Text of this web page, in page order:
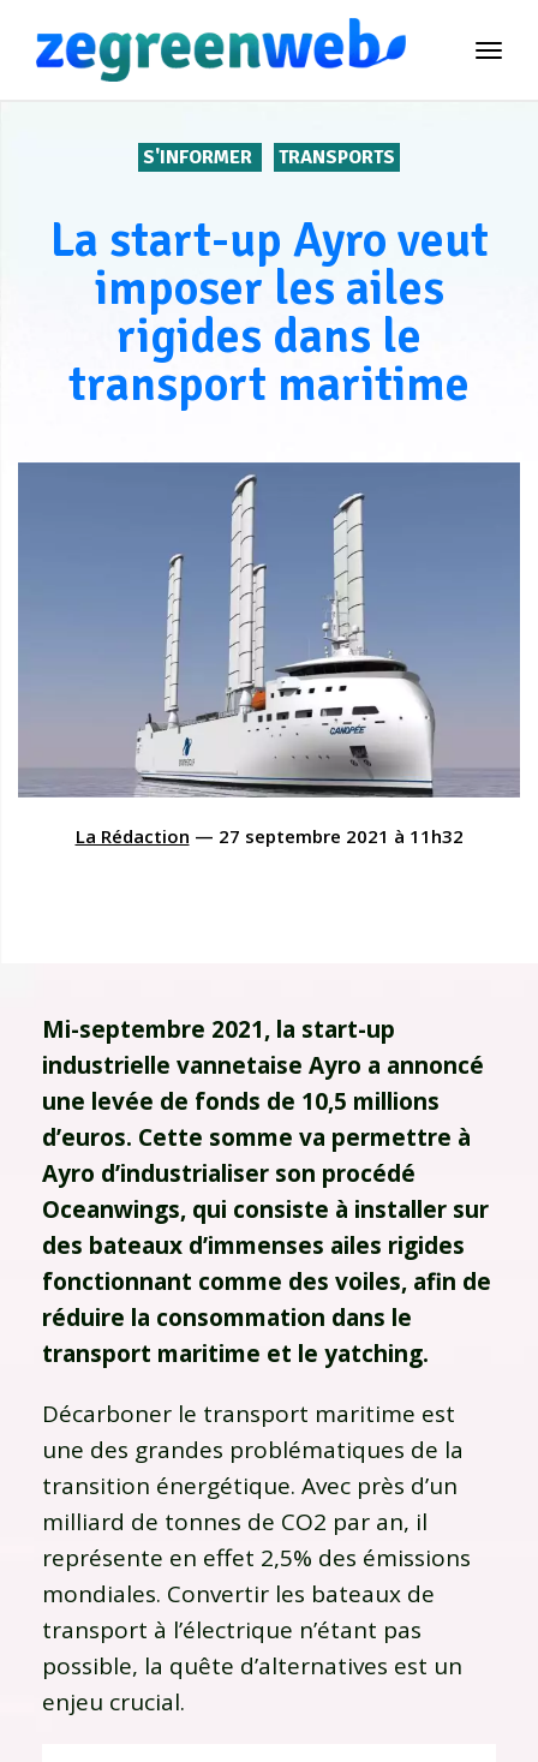
S'INFORMER TRANSPORTS
La start-up Ayro veut
imposer les ailes
rigides dans le
transport maritime
La Rédaction — 27 septembre 2021 à 11h32
Mi-septembre 2021, la start-up
industrielle vannetaise Ayro a annoncé
une levée de fonds de 10,5 millions
d’euros. Cette somme va permettre à
Ayro d’industrialiser son procédé
Oceanwings, qui consiste à installer sur
des bateaux d’immenses ailes rigides
fonctionnant comme des voiles, afin de
réduire la consommation dans le
transport maritime et le yatching.
Décarboner le transport maritime est
une des grandes problématiques de la
transition énergétique. Avec près d’un
milliard de tonnes de CO2 par an, il
représente en effet 2,5% des émissions
mondiales. Convertir les bateaux de
transport à l’électrique n’étant pas
possible, la quête d’alternatives est un
enjeu crucial.